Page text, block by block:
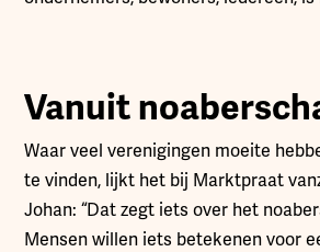
Vanuit
Waar veel verenigingen moeite
te vinden, lijkt het bij Marktpraat
Johan: “Dat zegt iets over het
Mensen willen iets betekenen voor